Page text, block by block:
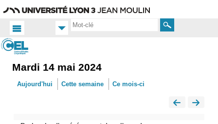
Rechercher
Accueil
Mardi 14 mai 2024
Aujourd'hui Cette semaine Ce mois-ci